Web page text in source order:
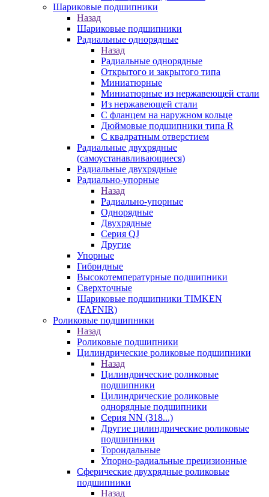
Шариковые подшипники
Назад
Шариковые подшипники
Радиальные однорядные
Назад
Радиальные однорядные
Открытого и закрытого типа
Миниатюрные
Миниатюрные из нержавеющей стали
Из нержавеющей стали
С фланцем на наружном кольце
Дюймовые подшипники типа R
С квадратным отверстием
Радиальные двухрядные
(самоустанавливающиеся)
Радиальные двухрядные
Радиально-упорные
Назад
Радиально-упорные
Однорядные
Двухрядные
Серия QJ
Другие
Упорные
Гибридные
Высокотемпературные подшипники
Сверхточные
Шариковые подшипники TIMKEN
(FAFNIR)
Роликовые подшипники
Назад
Роликовые подшипники
Цилиндрические роликовые подшипники
Назад
Цилиндрические роликовые
подшипники
Цилиндрические роликовые
однорядные подшипники
Серия NN (318...)
Другие цилиндрические роликовые
подшипники
Тороидальные
Упорно-радиальные прецизионные
Сферические двухрядные роликовые
подшипники
Назад